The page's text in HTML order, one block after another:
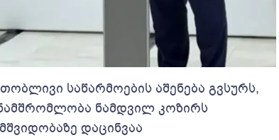
საწარმოების აშენება გვსურს,
ნამდვილ კოზირს
დაცინვაა